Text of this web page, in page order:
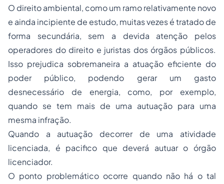
O direito ambiental, como um ramo relativamente novo
e ainda incipiente de estudo, muitas vezes é tratado de
forma secundária, sem a devida atenção pelos
operadores do direito e juristas dos órgãos públicos.
Isso prejudica sobremaneira a atuação eficiente do
poder público, podendo gerar um gasto
desnecessário de energia, como, por exemplo,
quando se tem mais de uma autuação para uma
mesma infração.
Quando a autuação decorrer de uma atividade
licenciada, é pacifico que deverá autuar o órgão
licenciador.
O ponto problemático ocorre quando não há o tal